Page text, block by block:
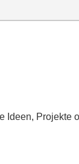
Ideen, Projekte